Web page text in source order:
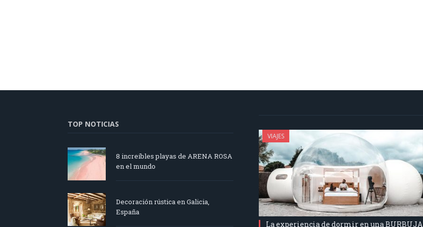
TOP NOTICIAS
8 increíbles playas de ARENA ROSA
en el mundo
Decoración rústica en Galicia,
España
VIAJES
La experiencia de dormir en una BURBUJA